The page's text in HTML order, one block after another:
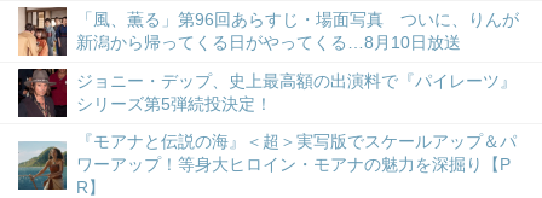
「風、薫る」第96回あらすじ・場面写真 ついに、りんが
新潟から帰ってくる日がやってくる…8月10日放送
ジョニー・デップ、史上最高額の出演料で『パイレーツ』
シリーズ第5弾続投決定！
『モアナと伝説の海』＜超＞実写版でスケールアップ＆パ
ワーアップ！等身大ヒロイン・モアナの魅力を深掘り【P
R】